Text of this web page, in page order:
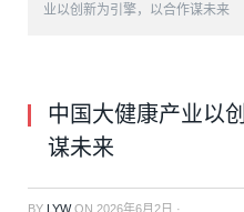
业以创新为引擎，以合作谋未来
中国大健康产业以
谋未来
BY LYWON 2026年6月2日 ·